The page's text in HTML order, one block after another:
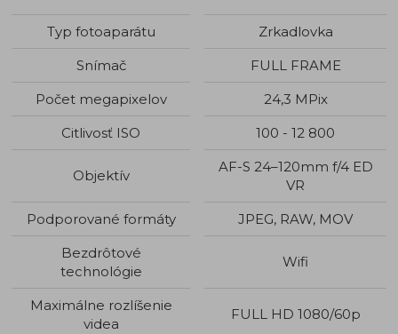
Typ fotoaparátu
Zrkadlovka
Snímač
FULL FRAME
Počet megapixelov
24,3 MPix
Citlivosť ISO
100 - 12 800
Objektív
AF-S 24–120mm f/4 ED
VR
Podporované formáty
JPEG, RAW, MOV
Bezdrôtové
technológie
Wifi
Maximálne rozlíšenie
videa
FULL HD 1080/60p